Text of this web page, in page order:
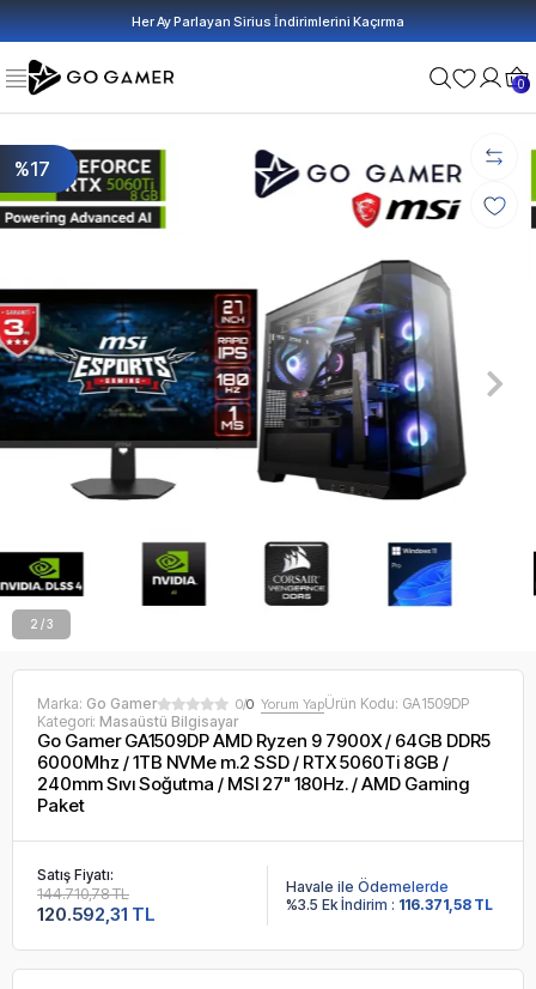
Her Ay Parlayan Sirius İndirimlerini Kaçırma
0
%17
2 / 3
Marka: Go Gamer 0/0 Yorum YapÜrün Kodu: GA1509DP
Kategori: Masaüstü Bilgisayar
Go Gamer GA1509DP AMD Ryzen 9 7900X / 64GB DDR5
6000Mhz / 1TB NVMe m.2 SSD / RTX 5060Ti 8GB /
240mm Sıvı Soğutma / MSI 27" 180Hz. / AMD Gaming
Paket
Satış Fiyatı:
120.592,31 TL
144.710,78 TL
Havale ile Ödemelerde
%3.5 Ek İndirim : 116.371,58 TL